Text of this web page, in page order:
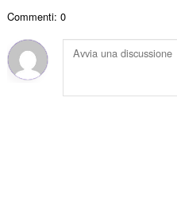
Commenti: 0